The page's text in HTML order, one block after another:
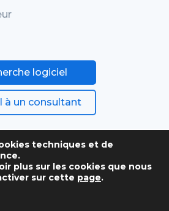
logiciel
à un consultant
techniques et de
plus sur les cookies que nous
sur cette page.